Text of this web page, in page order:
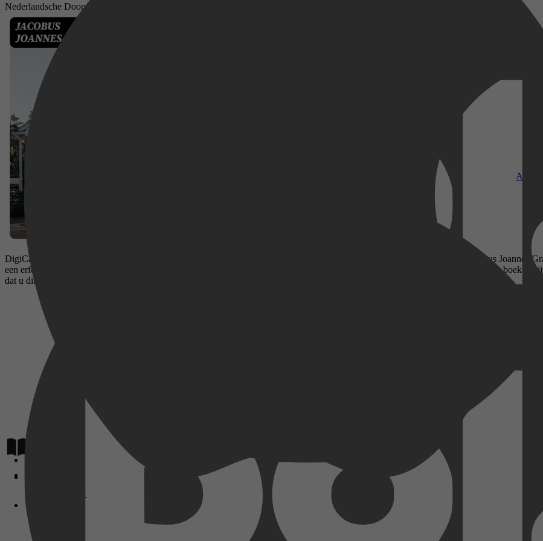
Apple
Disney+
Nederlandsche Doopnamen: Naar Oorsprong en Gebruik
DigiCat Uitgeverij presenteert u deze speciale editie van "Nederlandsche Doopnamen: Naar Oorsprong en Gebruik" van Jacobus Joannes
een erfenis van de mensheid is. Elk DigiCat boek is zorgvuldig gereproduceerd voor heruitgave in een nieuw, modern formaat. De boeken
dat u dit werk zult behandelen met de erkenning en de passie die het verdient als klassieker van de wereldliteratuur.